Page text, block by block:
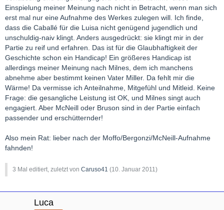
Einspielung meiner Meinung nach nicht in Betracht, wenn man sich
erst mal nur eine Aufnahme des Werkes zulegen will. Ich finde,
dass die Caballé für die Luisa nicht genügend jugendlich und
unschuldig-naiv klingt. Anders ausgedrückt: sie klingt mir in der
Partie zu reif und erfahren. Das ist für die Glaubhaftigkeit der
Geschichte schon ein Handicap! Ein größeres Handicap ist
allerdings meiner Meinung nach Milnes, dem ich manchens
abnehme aber bestimmt keinen Vater Miller. Da fehlt mir die
Wärme! Da vermisse ich Anteilnahme, Mitgefühl und Mitleid. Keine
Frage: die gesangliche Leistung ist OK, und Milnes singt auch
engagiert. Aber McNeill oder Bruson sind in der Partie einfach
passender und erschütternder!
Also mein Rat: lieber nach der Moffo/Bergonzi/McNeill-Aufnahme
fahnden!
3 Mal editiert, zuletzt von Caruso41 (10. Januar 2011)
Luca